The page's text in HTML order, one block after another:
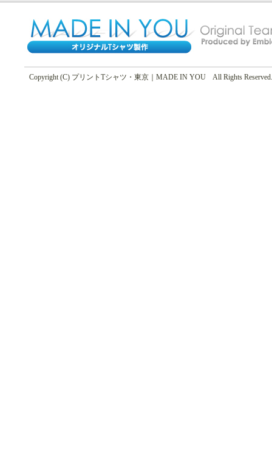
Copyright (C) プリントTシャツ・東京｜MADE IN YOU All Rights Reserved.